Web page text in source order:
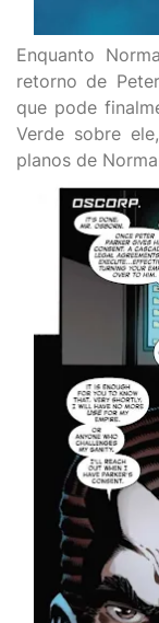
Enquanto
retorno de
que pode
Verde sobre
planos de